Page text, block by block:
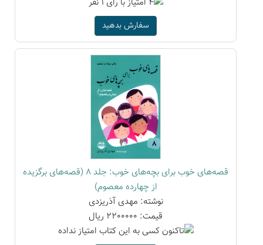
سفارش بدهید
قصه‌های خوب برای بچه‌های خوب: جلد 8 (قصه‌های برگزیده
از چهارده معصوم)
نوشته: مهدی آذریزدی
قیمت: 2200000 ریال